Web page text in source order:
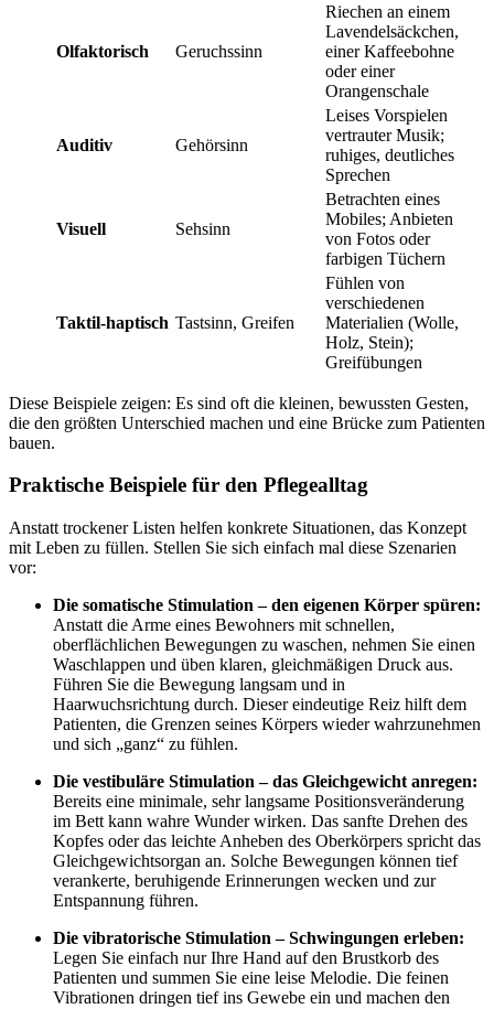
Olfaktorisch Geruchssinn
Riechen an einem
Lavendelsäckchen,
einer Kaffeebohne
oder einer
Orangenschale
Auditiv Gehörsinn
Leises Vorspielen
vertrauter Musik;
ruhiges, deutliches
Sprechen
Visuell Sehsinn
Betrachten eines
Mobiles; Anbieten
von Fotos oder
farbigen Tüchern
Taktil-haptisch Tastsinn, Greifen
Fühlen von
verschiedenen
Materialien (Wolle,
Holz, Stein);
Greifübungen
Diese Beispiele zeigen: Es sind oft die kleinen, bewussten Gesten,
die den größten Unterschied machen und eine Brücke zum Patienten
bauen.
Praktische Beispiele für den Pflegealltag
Anstatt trockener Listen helfen konkrete Situationen, das Konzept
mit Leben zu füllen. Stellen Sie sich einfach mal diese Szenarien
vor:
Die somatische Stimulation – den eigenen Körper spüren:
Anstatt die Arme eines Bewohners mit schnellen,
oberflächlichen Bewegungen zu waschen, nehmen Sie einen
Waschlappen und üben klaren, gleichmäßigen Druck aus.
Führen Sie die Bewegung langsam und in
Haarwuchsrichtung durch. Dieser eindeutige Reiz hilft dem
Patienten, die Grenzen seines Körpers wieder wahrzunehmen
und sich „ganz“ zu fühlen.
Die vestibuläre Stimulation – das Gleichgewicht anregen:
Bereits eine minimale, sehr langsame Positionsveränderung
im Bett kann wahre Wunder wirken. Das sanfte Drehen des
Kopfes oder das leichte Anheben des Oberkörpers spricht das
Gleichgewichtsorgan an. Solche Bewegungen können tief
verankerte, beruhigende Erinnerungen wecken und zur
Entspannung führen.
Die vibratorische Stimulation – Schwingungen erleben:
Legen Sie einfach nur Ihre Hand auf den Brustkorb des
Patienten und summen Sie eine leise Melodie. Die feinen
Vibrationen dringen tief ins Gewebe ein und machen den